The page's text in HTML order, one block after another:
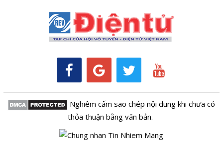
Nghiêm cấm sao chép nội dung khi chưa có
thỏa thuận bằng văn bản.